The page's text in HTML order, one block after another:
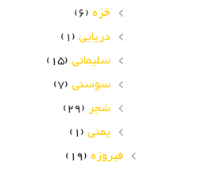
خزه (6)
دریایی (1)
سلیمانی (15)
سوسنی (7)
شجر (29)
یمنی (1)
فیروزه (19)